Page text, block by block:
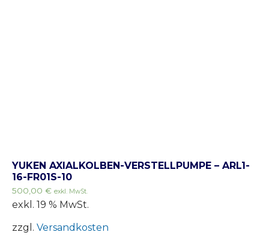
YUKEN AXIALKOLBEN-VERSTELLPUMPE – ARL1-
16-FR01S-10
500,00 € exkl. MwSt.
exkl. 19 % MwSt.
zzgl. Versandkosten